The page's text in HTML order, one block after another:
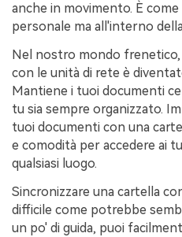
anche in movimento. È
personale ma all'interno
Nel nostro mondo
con le unità di rete è
Mantiene i tuoi documenti
tu sia sempre organizzato.
tuoi documenti con una
e comodità per accedere ai
qualsiasi luogo.
Sincronizzare una cartella
difficile come potrebbe
un po' di guida, puoi